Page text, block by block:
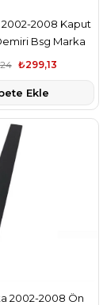
2008 Kaput
Bsg Marka
₺299,13
Ekle
2002-2008 Ön